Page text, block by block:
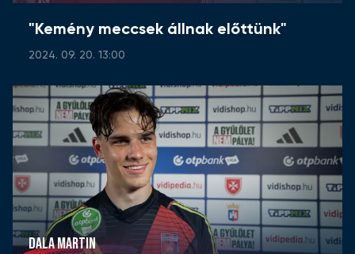
"Kemény meccsek állnak előttünk"
2024. 09. 20. 13:00
DALA MARTIN